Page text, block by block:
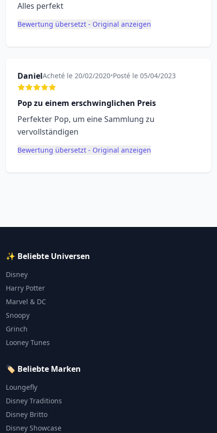
Alles perfekt
Bewertung übersetzt - Original anzeigen
DanielAcheté le 20/02/2020•Posté le 05/04/2023
Pop zu einem erschwinglichen Preis
Perfekter Pop, um eine Sammlung zu
vervollständigen
Bewertung übersetzt - Original anzeigen
✨ Beliebte Universen
Disney
Harry Potter
Marvel & DC
Snoopy
Grinch
Looney Tunes
🏷️ Beliebte Marken
Loungefly
Disney Traditions
Disney Britto
Disney Showcase